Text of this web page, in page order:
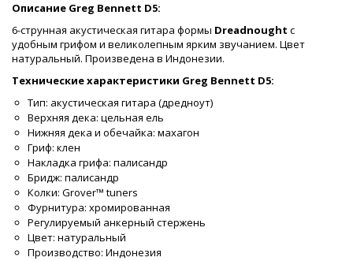
Описание Greg Bennett D5:
6-струнная акустическая гитара формы Dreadnought с
удобным грифом и великолепным ярким звучанием. Цвет
натуральный. Произведена в Индонезии.
Технические характеристики Greg Bennett D5:
Тип: акустическая гитара (дредноут)
Верхняя дека: цельная ель
Нижняя дека и обечайка: махагон
Гриф: клен
Накладка грифа: палисандр
Бридж: палисандр
Колки: Grover™ tuners
Фурнитура: хромированная
Регулируемый анкерный стержень
Цвет: натуральный
Производство: Индонезия